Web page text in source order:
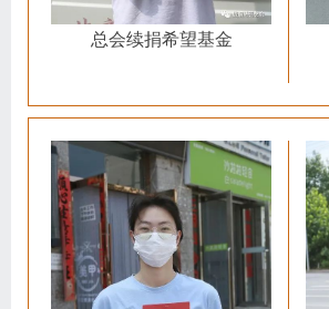
总会续捐希望基金